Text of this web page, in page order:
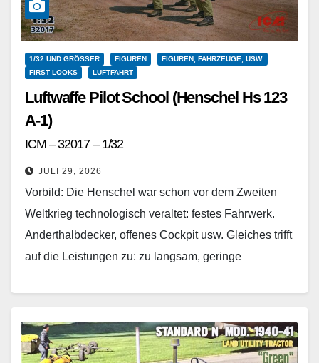
1/32 UND GRÖSSER FIGUREN
FIGUREN, FAHRZEUGE, USW.
FIRST LOOKS
LUFTFAHRT
Luftwaffe Pilot School (Henschel Hs 123
A-1)
ICM – 32017 – 1/32
JULI 29, 2026
Vorbild: Die Henschel war schon vor dem Zweiten
Weltkrieg technologisch veraltet: festes Fahrwerk.
Anderthalbdecker, offenes Cockpit usw. Gleiches trifft
auf die Leistungen zu: zu langsam, geringe